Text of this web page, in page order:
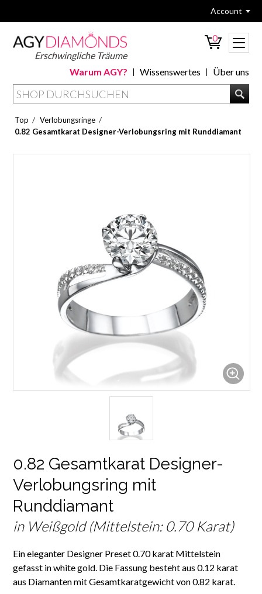
Account
Erschwingliche Träume
0
Über uns
Wissenswertes
Warum AGY?
Top / Verlobungsringe /
0.82 Gesamtkarat Designer-Verlobungsring mit Runddiamant
0.82 Gesamtkarat Designer-
Verlobungsring mit
Runddiamant
in Weißgold (Mittelstein: 0.70 Karat)
Ein eleganter Designer Preset 0.70 karat Mittelstein
gefasst in white gold. Die Fassung besteht aus 0.12 karat
aus Diamanten mit Gesamtkaratgewicht von 0.82 karat.